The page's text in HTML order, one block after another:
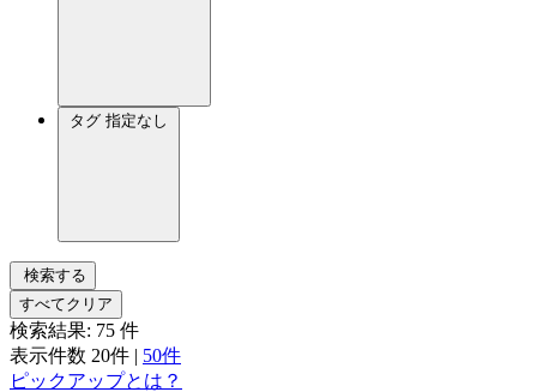
タグ 指定なし
検索する
すべてクリア
検索結果: 75 件
表示件数 20件 | 50件
ピックアップとは？